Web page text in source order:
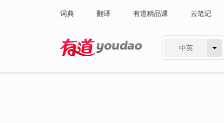
词典 翻译 有道精品课 云笔记
中英